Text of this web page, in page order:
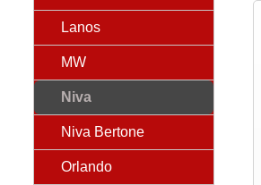
Lanos
MW
Niva
Niva Bertone
Orlando